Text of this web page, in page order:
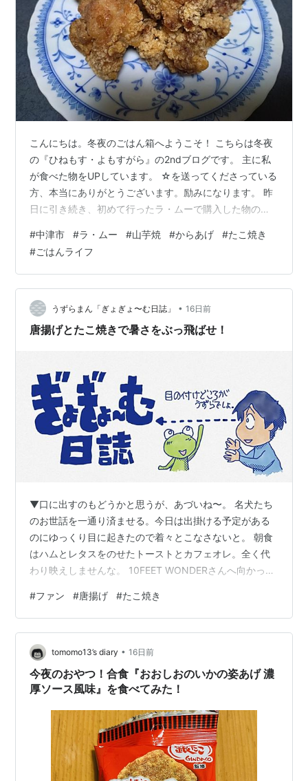
こんにちは。冬夜のごはん箱へようこそ！ こちらは冬夜
の『ひねもす・よもすがら』の2ndブログです。 主に私
が食べた物をUPしています。 ☆を送ってくださっている
方、本当にありがとうございます。励みになります。 昨
日に引き続き、初めて行ったラ・ムーで購入した物の紹
いえば、からあげの聖地！ そんな場所で出しているから
あげは美味しいのか、否か？ ってことで購入してみまし
た。少しばかり油っぽい感じはありましたが、冷えたま
までも柔らかくて美味しかったです。味もかなり濃い目
なので、おかずとしてだけじゃなくビールのお供なんか
にも行けるかも？ まぁ、私は呑…
#中津市 #ラ・ムー #山芋焼 #からあげ #たこ焼き
#ごはんライフ
うずらまん「ぎょぎょ〜む日誌」 • 16日前
唐揚げとたこ焼きで暑さをぶっ飛ばせ！
▼口に出すのもどうかと思うが、あづいね〜。 名犬たち
のお世話を一通り済ませる。今日は出掛ける予定がある
のにゆっくり目に起きたので着々とこなさないと。 朝食
はハムとレタスをのせたトーストとカフェオレ。全く代
わり映えしませんな。 10FEET WONDERさんへ向かって
る。先日のオイルとフィルタ交換の際についでにヘルス
チェックしてもらったらラジエーターファンが欠けてき
ていたので交換してもらうのだ。納車の際にiRで交換は
してもらっているので10年持ったことになる。ものすご
く熱くなるところでがんばっているプラスチックのファ
ンだから10年持てば良い方だ…
#ファン #唐揚げ #たこ焼き
tomomo13’s diary • 16日前
今夜のおやつ！合食『おおしおのいかの姿あげ 濃
厚ソース風味』を食べてみた！